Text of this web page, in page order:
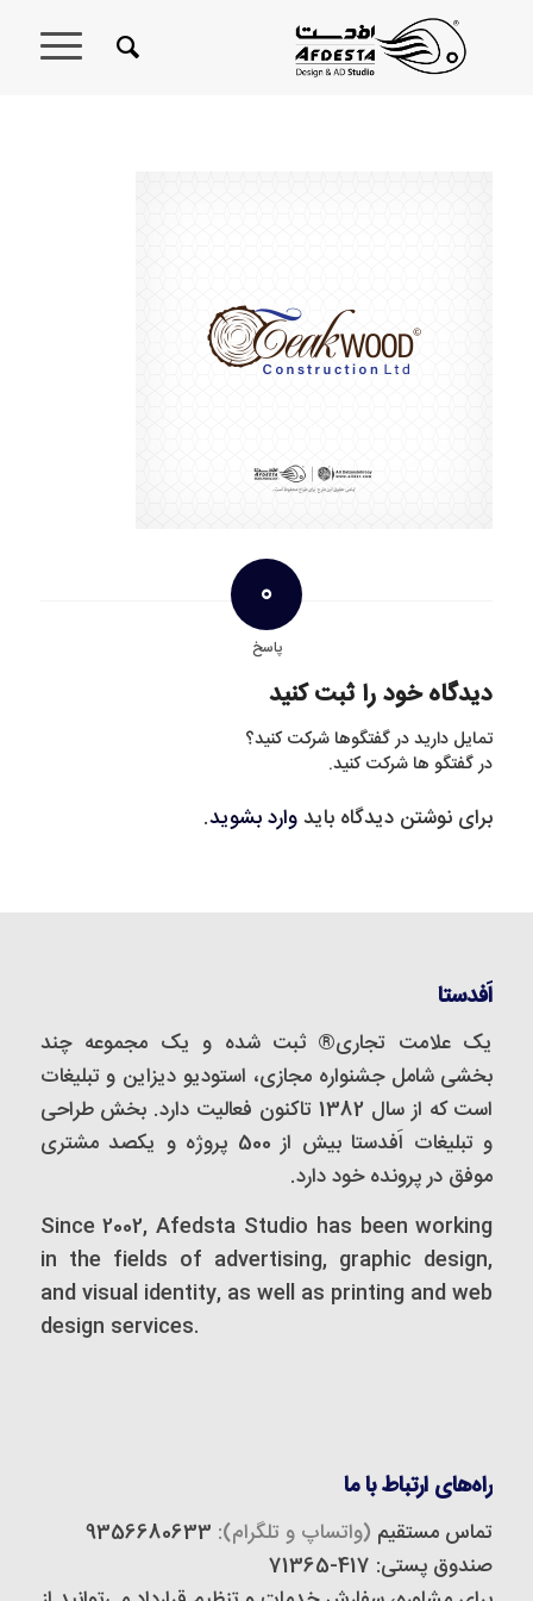
0
پاسخ
دیدگاه خود را ثبت کنید
تمایل دارید در گفتگوها شرکت کنید؟
در گفتگو ها شرکت کنید.
برای نوشتن دیدگاه بایدوارد بشوید.
اَفدستا
یک علامت تجاری® ثبت شده و یک مجموعه‌ چند
بخشی شامل جشنواره مجازی، استودیو دیزاین و تبلیغات
است که از سال 1382 تاکنون فعالیت دارد. بخش طراحی
و تبلیغات اَفدستا بیش از 500 پروژه و یکصد مشتری
موفق در پرونده خود دارد.
Since 2002, Afedsta Studio has been working
in the fields of advertising, graphic design,
and visual identity, as well as printing and web
design services.
راه‌های ارتباط با ما
تماس مستقیم (واتساپ و تلگرام):
صندوق پستی: 417-71365